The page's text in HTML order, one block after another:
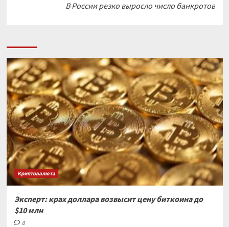
В России резко выросло число банкротов
Криптовалюта
Эксперт: крах доллара возвысит цену биткоина до
$10 млн
0